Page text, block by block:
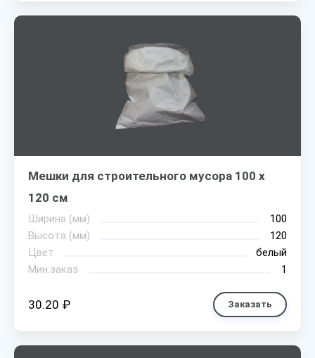
Мешки для строительного мусора 100 х
120 см
Ширина (мм)
100
Высота (мм)
120
Цвет
белый
Мин.заказ
1
30.20 ₽ Заказать